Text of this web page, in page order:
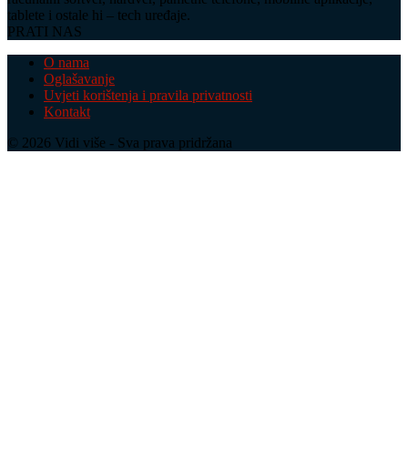
tablete i ostale hi – tech uređaje.
PRATI NAS
O nama
Oglašavanje
Uvjeti korištenja i pravila privatnosti
Kontakt
© 2026 Vidi više - Sva prava pridržana